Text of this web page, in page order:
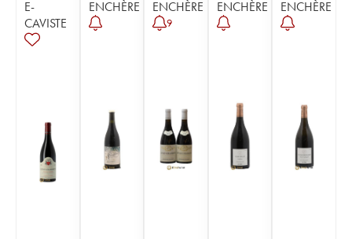
E-
CAVISTE
ENCHÈRE ENCHÈRE
9
ENCHÈRE ENCHÈRE